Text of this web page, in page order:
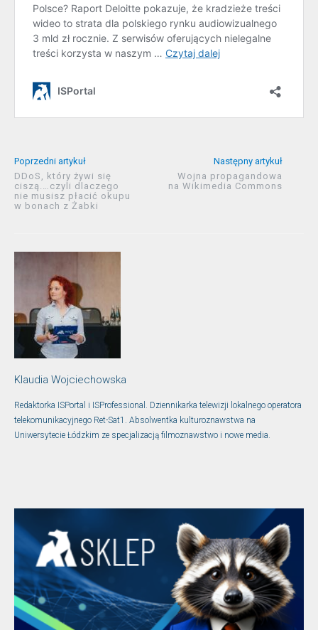
Poprzedni artykuł
DDoS, który żywi się
ciszą.…czyli dlaczego
nie musisz płacić okupu
w bonach z Żabki
Następny artykuł
Wojna propagandowa
na Wikimedia Commons
Klaudia Wojciechowska
Redaktorka ISPortal i ISProfessional. Dziennikarka telewizji lokalnego operatora
telekomunikacyjnego Ret-Sat1. Absolwentka kulturoznawstwa na
Uniwersytecie Łódzkim ze specjalizacją filmoznawstwo i nowe media.